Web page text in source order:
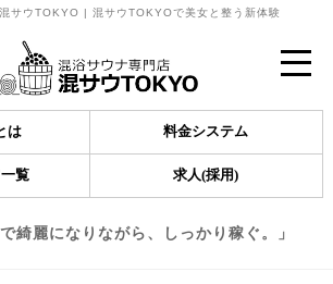
サウTOKYO | 混サウTOKYOで美女と整う新体験
は 料金システム
覧 求人(採用)
で綺麗になりながら、しっかり稼ぐ。」